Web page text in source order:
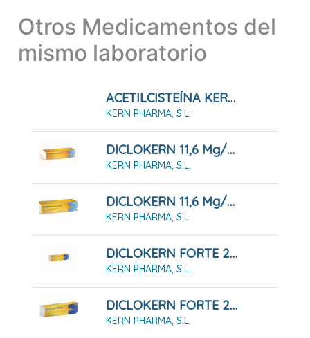
Otros Medicamentos del
mismo laboratorio
ACETILCISTEÍNA KERN PHARMA 600 MG COMPRIMIDOS EFERVESCENTES, 20 Comprimidos
KERN PHARMA, S.L.
DICLOKERN 11,6 Mg/g GEL , 1 Tubo De 100 G
KERN PHARMA, S.L.
DICLOKERN 11,6 Mg/g GEL , 1 Tubo De 60 G
KERN PHARMA, S.L.
DICLOKERN FORTE 23,2 Mg/g Gel, Tubo De 100 G
KERN PHARMA, S.L.
DICLOKERN FORTE 23,2 Mg/g Gel, Tubo De 50 G
KERN PHARMA, S.L.